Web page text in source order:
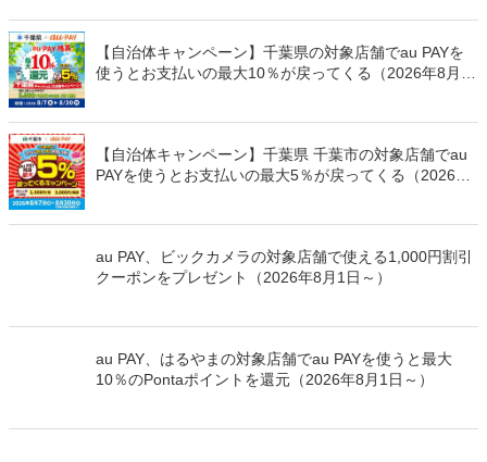
【自治体キャンペーン】千葉県の対象店舗でau PAYを
使うとお支払いの最大10％が戻ってくる（2026年8月7
【自治体キャンペーン】千葉県 千葉市の対象店舗でau
PAYを使うとお支払いの最大5％が戻ってくる（2026年
au PAY、ビックカメラの対象店舗で使える1,000円割引
クーポンをプレゼント（2026年8月1日～）
au PAY、はるやまの対象店舗でau PAYを使うと最大
10％のPontaポイントを還元（2026年8月1日～）